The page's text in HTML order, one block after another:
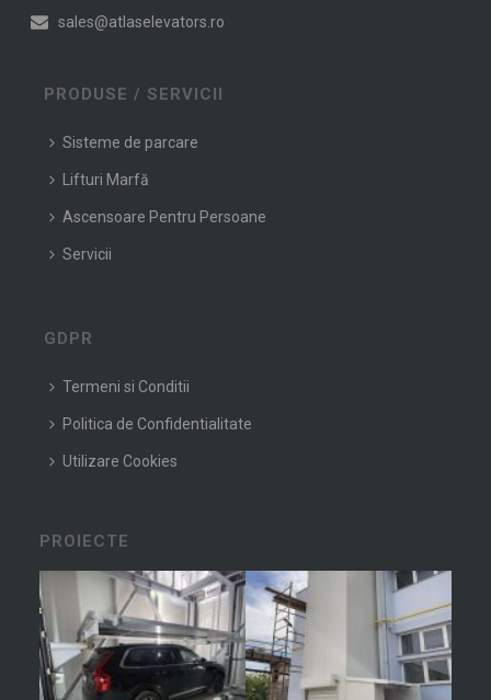
sales@atlaselevators.ro
PRODUSE / SERVICII
Sisteme de parcare
Lifturi Marfă
Ascensoare Pentru Persoane
Servicii
GDPR
Termeni si Conditii
Politica de Confidentialitate
Utilizare Cookies
PROIECTE